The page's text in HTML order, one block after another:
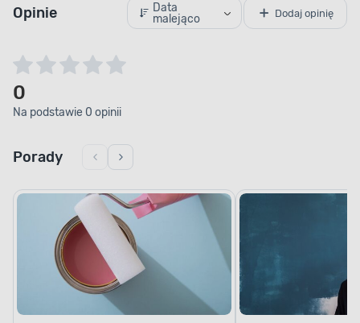
Opinie
Data
malejąco
Dodaj opinię
0
Na podstawie 0 opinii
Porady